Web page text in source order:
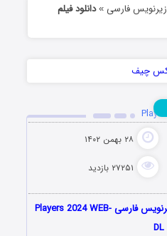
زیرنویس فارسی »دانلود فیلم
۲۸ بهمن ۱۴۰۲
۲۷۲۵۱ بازدید
دانلود رایگان فیلم بازیکنان با زیرنویس فارسی Players 2024 WEB-
DL